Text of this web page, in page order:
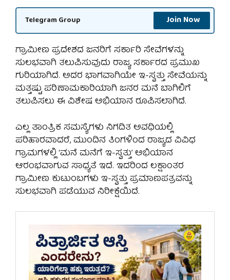
Telegram Group Join Now
ಗ್ರಾಮೀಣ ಪ್ರದೇಶದ ಜನರಿಗೆ ಸರ್ಕಾರಿ ಸೇವೆಗಳನ್ನು
ಸುಲಭವಾಗಿ ತಲುಪಿಸುವುದು ರಾಜ್ಯ ಸರ್ಕಾರದ ಪ್ರಮುಖ
ಗುರಿಯಾಗಿದೆ. ಅದರ ಭಾಗವಾಗಿಯೇ ಇ-ಸ್ವತ್ತು ಸೇವೆಯನ್ನು
ಮತ್ತಷ್ಟು ಪರಿಣಾಮಕಾರಿಯಾಗಿ ಜನರ ಮನೆ ಬಾಗಿಲಿಗೆ
ತಲುಪಿಸಲು ಈ ವಿಶೇಷ ಅಭಿಯಾನ ರೂಪಿಸಲಾಗಿದೆ.
ಎಲ್ಲ ತಾಂತ್ರಿಕ ಸಮಸ್ಯೆಗಳು ನಿಗದಿತ ಅವಧಿಯಲ್ಲಿ
ಪರಿಹಾರವಾದರೆ, ಮುಂದಿನ ತಿಂಗಳಿಂದ ರಾಜ್ಯದ ವಿವಿಧ
ಗ್ರಾಮಗಳಲ್ಲಿ ‘ಮನೆ ಮನೆಗೆ ಇ-ಸ್ವತ್ತು’ ಅಭಿಯಾನ
ಆರಂಭವಾಗುವ ಸಾಧ್ಯತೆ ಇದೆ. ಇದರಿಂದ ಲಕ್ಷಾಂತರ
ಗ್ರಾಮೀಣ ಕುಟುಂಬಗಳು ಇ-ಸ್ವತ್ತು ಪ್ರಮಾಣಪತ್ರವನ್ನು
ಸುಲಭವಾಗಿ ಪಡೆಯುವ ನಿರೀಕ್ಷೆಯಿದೆ.